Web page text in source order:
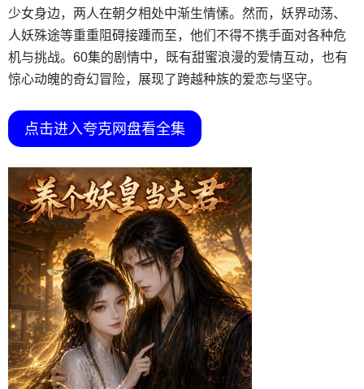
少女身边，两人在朝夕相处中渐生情愫。然而，妖界动荡、
人妖殊途等重重阻碍接踵而至，他们不得不携手面对各种危
机与挑战。60集的剧情中，既有甜蜜浪漫的爱情互动，也有
惊心动魄的奇幻冒险，展现了跨越种族的爱恋与坚守。
点击进入夸克网盘看全集